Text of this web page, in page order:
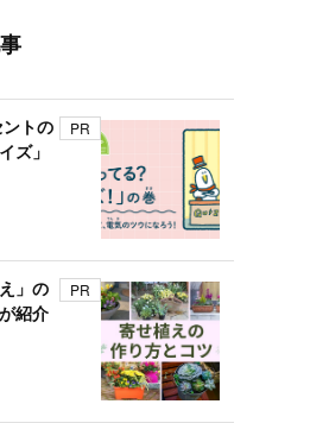
トの
ズ」
PR
」の
紹介
PR